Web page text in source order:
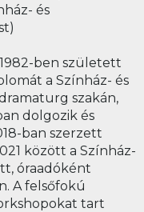
és
ben született
a Színház- és
szakán,
dolgozik és
ban szerzett
között a Színház-
óraadóként
A felsőfokú
tart